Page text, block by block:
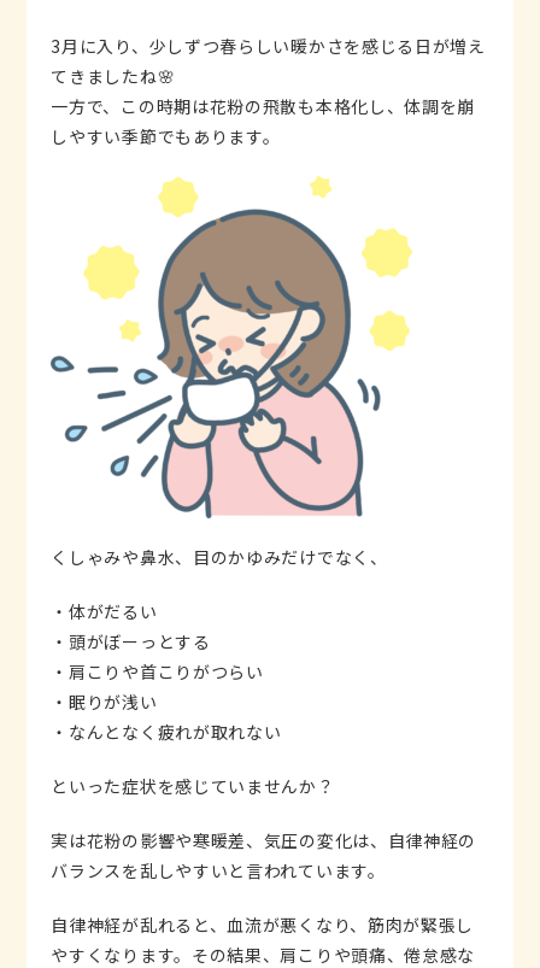
3月に入り、少しずつ春らしい暖かさを感じる日が増え
てきましたね🌸
一方で、この時期は花粉の飛散も本格化し、体調を崩
しやすい季節でもあります。
くしゃみや鼻水、目のかゆみだけでなく、
・体がだるい
・頭がぼーっとする
・肩こりや首こりがつらい
・眠りが浅い
・なんとなく疲れが取れない
といった症状を感じていませんか？
実は花粉の影響や寒暖差、気圧の変化は、自律神経の
バランスを乱しやすいと言われています。
自律神経が乱れると、血流が悪くなり、筋肉が緊張し
やすくなります。その結果、肩こりや頭痛、倦怠感な